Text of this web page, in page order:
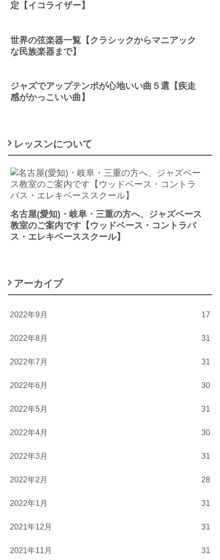
定【イコライザー】
世界の弦楽器一覧【クラシックからマニアック
な民族楽器まで】
ジャズでアップテンポが心地いい曲５選【疾走
感がかっこいい曲】
レッスンについて
名古屋(愛知)・岐阜・三重の方へ、ジャズベース
教室のご案内です【ウッドベース・コントラバ
ス・エレキベーススクール】
アーカイブ
2022年9月 17
2022年8月 31
2022年7月 31
2022年6月 30
2022年5月 31
2022年4月 30
2022年3月 31
2022年2月 28
2022年1月 31
2021年12月 31
2021年11月 31